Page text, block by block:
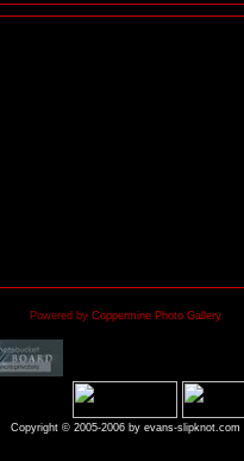
Powered by Coppermine Photo Gallery
Copyright © 2005-2006 by evans-slipknot.com